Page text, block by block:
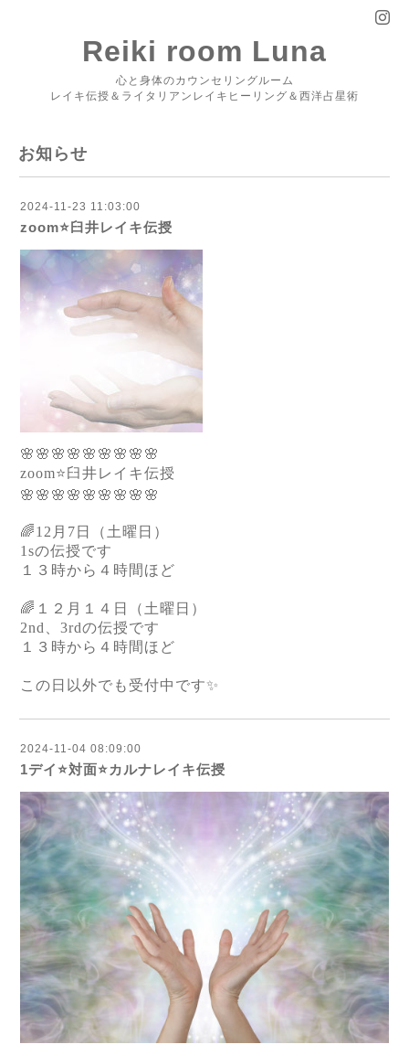
Reiki room Luna
心と身体のカウンセリングルーム
レイキ伝授＆ライタリアンレイキヒーリング＆西洋占星術
お知らせ
2024-11-23 11:03:00
zoom⭐️臼井レイキ伝授
🌸🌸🌸🌸🌸🌸🌸🌸🌸
zoom⭐️臼井レイキ伝授
🌸🌸🌸🌸🌸🌸🌸🌸🌸
🌈12月7日（土曜日）
1sの伝授です
１３時から４時間ほど
🌈１２月１４日（土曜日）
2nd、3rdの伝授です
１３時から４時間ほど
この日以外でも受付中です✨
2024-11-04 08:09:00
1デイ⭐️対面⭐️カルナレイキ伝授